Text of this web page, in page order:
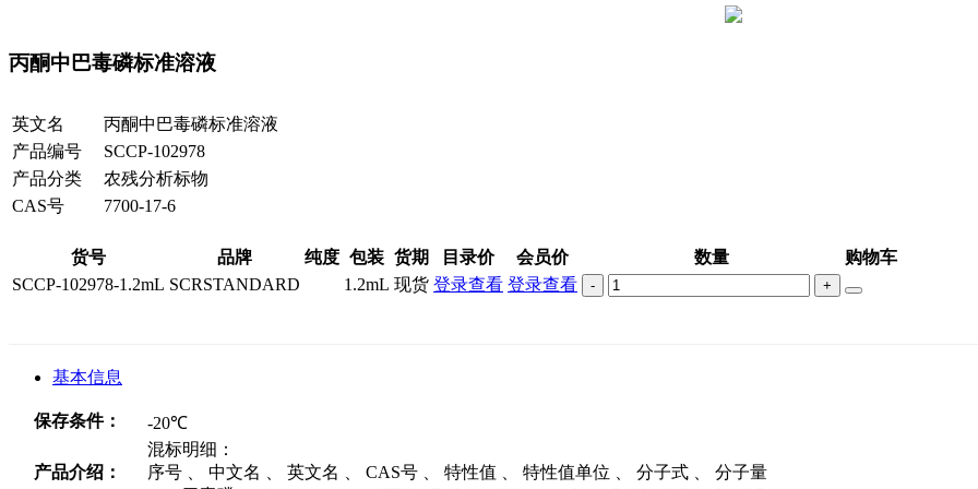
丙酮中巴毒磷标准溶液
英文名
丙酮中巴毒磷标准溶液
产品编号
SCCP-102978
产品分类
农残分析标物
CAS号
7700-17-6
货号 品牌 纯度 包装 货期 目录价 会员价 数量
购物车
SCCP-102978-1.2mL SCRSTANDARD 1.2mL 现货 登录查看 登录查看 - +
基本信息
保存条件： -20℃
产品介绍：
混标明细：
序号 、 中文名 、 英文名 、 CAS号 、 特性值 、 特性值单位 、 分子式 、 分子量